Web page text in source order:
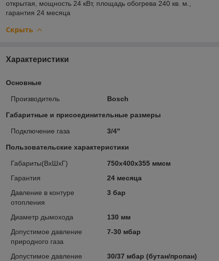
открытая, мощность 24 кВт, площадь обогрева 240 кв. м.,
гарантия 24 месяца
Скрыть
Характеристики
Основные
Производитель Bosch
Габаритные и присоединительные размеры
Подключение газа 3/4"
Пользовательские характеристики
Габариты(ВхШхГ)
750x400x355 ммсм
Гарантия
24 месяца
Давление в контуре
отопления
3 бар
Диаметр дымохода
130 мм
Допустимое давление
природного газа
7-30 мбар
Допустимое давление
30/37 мбар (бутан/пропан)